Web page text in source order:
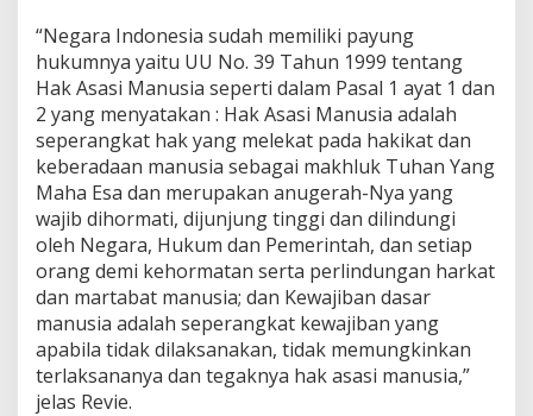
“Negara Indonesia sudah memiliki payung
hukumnya yaitu UU No. 39 Tahun 1999 tentang
Hak Asasi Manusia seperti dalam Pasal 1 ayat 1 dan
2 yang menyatakan : Hak Asasi Manusia adalah
seperangkat hak yang melekat pada hakikat dan
keberadaan manusia sebagai makhluk Tuhan Yang
Maha Esa dan merupakan anugerah-Nya yang
wajib dihormati, dijunjung tinggi dan dilindungi
oleh Negara, Hukum dan Pemerintah, dan setiap
orang demi kehormatan serta perlindungan harkat
dan martabat manusia; dan Kewajiban dasar
manusia adalah seperangkat kewajiban yang
apabila tidak dilaksanakan, tidak memungkinkan
terlaksananya dan tegaknya hak asasi manusia,”
jelas Revie.